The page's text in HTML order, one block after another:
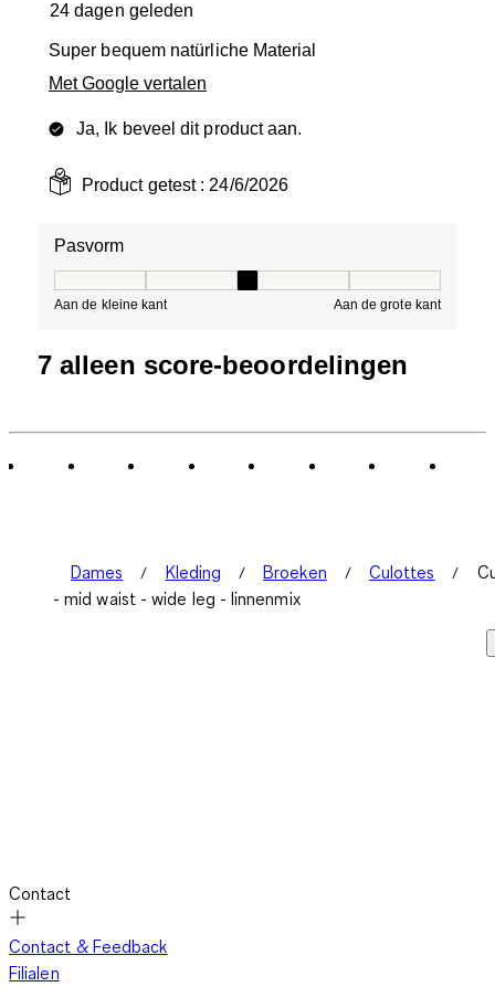
24 dagen geleden
Super bequem natürliche Material
Met Google vertalen
Ja, Ik beveel dit product aan.
Product getest :24/6/2026
Pasvorm
Aan de kleine kant Aan de grote kant
7 alleen score-beoordelingen
Dames Kleding Broeken Culottes
- mid waist - wide leg - linnenmix
Contact
Contact & Feedback
Filialen